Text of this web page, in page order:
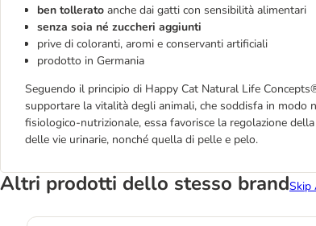
ben tollerato anche dai gatti con sensibilità alimentari
senza soia né zuccheri aggiunti
prive di coloranti, aromi e conservanti artificiali
prodotto in Germania
Seguendo il principio di Happy Cat Natural Life
supportare la vitalità degli animali, che soddisfa in modo
fisiologico-nutrizionale, essa favorisce la regolazione
delle vie urinarie, nonché quella di pelle e pelo.
Altri prodotti dello stesso brandSkip